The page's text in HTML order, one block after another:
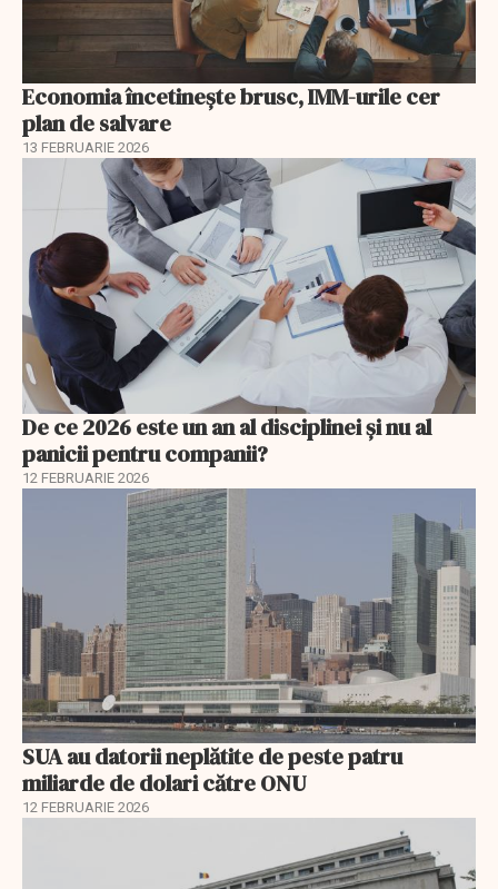
Economia încetinește brusc, IMM-urile cer
plan de salvare
13 FEBRUARIE 2026
De ce 2026 este un an al disciplinei și nu al
panicii pentru companii?
12 FEBRUARIE 2026
SUA au datorii neplătite de peste patru
miliarde de dolari către ONU
12 FEBRUARIE 2026